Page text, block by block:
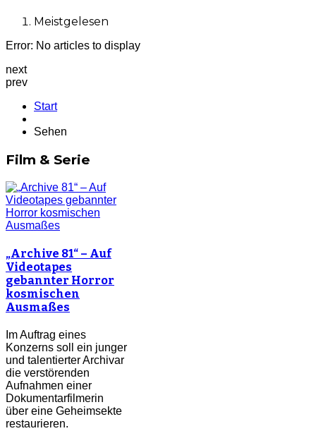
Meistgelesen
Error: No articles to display
next
prev
Start
Sehen
Film & Serie
„Archive 81“ – Auf
Videotapes
gebannter Horror
kosmischen
Ausmaßes
Im Auftrag eines
Konzerns soll ein junger
und talentierter Archivar
die verstörenden
Aufnahmen einer
Dokumentarfilmerin
über eine Geheimsekte
restaurieren.